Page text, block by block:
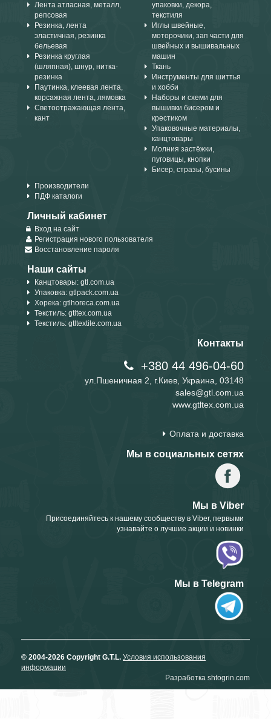
Лента атласная, металл,
репсовая
Резинка, лента
эластичная, резинка
бельевая
Резинка круглая
(шляпная), шнур, нитка-
резинка
Паутинка, клеевая лента,
корсажная лента, лямовка
Светоотражающая лента,
кант
упаковки, декора,
текстиля
Иглы швейные,
моторочики, зап части для
швейных и вышивальных
машин
Ткань
Инструменты для шиттья
и хобби
Наборы и схеми для
вышивки бисером и
крестиком
Упаковочные материалы,
канцтовары
Молния застёжки,
пуговицы, кнопки
Бисер, стразы, бусины
Производители
ПДФ каталоги
Личный кабинет
Вход на сайт
Регистрация нового пользователя
Восстановление пароля
Наши сайты
Канцтовары: gtl.com.ua
Упаковка: gtlpack.com.ua
Хорека: gtlhoreca.com.ua
Текстиль: gtltex.com.ua
Текстиль: gtltextile.com.ua
Контакты
+380 44 496-04-60
ул.Пшеничная 2, г.Киев, Украина, 03148
sales@gtl.com.ua
www.gtltex.com.ua
Оплата и доставка
Мы в социальных сетях
Мы в Viber
Присоединяйтесь к нашему сообществу в Viber, первыми
узнавайте о лучшие акции и новинки
Мы в Telegram
© 2004-2026 Copyright G.T.L. Условия использования
информации
Разработка shtogrin.com